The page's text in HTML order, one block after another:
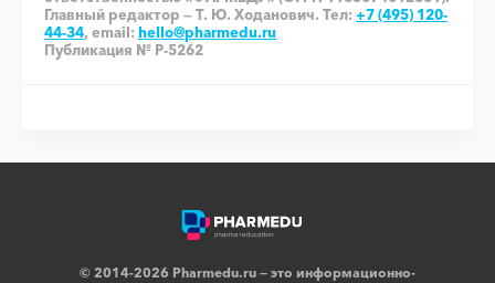
Главный редактор — Т. Ю. Ходанович. Тел:+7 (495) 120-
44-34, email:hello@pharmedu.ru
Публикация № P-5262
© 2014-2026 Pharmedu.ru — это информационно-